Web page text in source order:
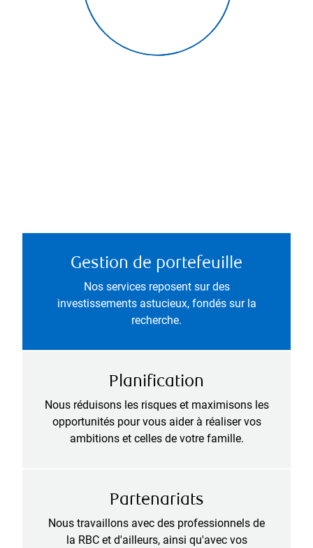
Gestion de portefeuille
Nos services reposent sur des
investissements astucieux, fondés sur la
recherche.
Planification
Nous réduisons les risques et maximisons les
opportunités pour vous aider à réaliser vos
ambitions et celles de votre famille.
Partenariats
Nous travaillons avec des professionnels de
la RBC et d'ailleurs, ainsi qu'avec vos